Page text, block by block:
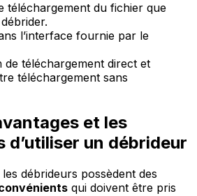
téléchargement du fichier que
l’interface fournie par le
de téléchargement direct et
téléchargement sans
et les
d’utiliser un débrideur
débrideurs possèdent des
qui doivent être pris